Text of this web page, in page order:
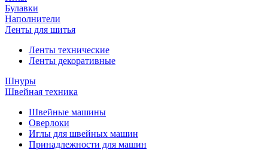
Булавки
Наполнители
Ленты для шитья
Ленты технические
Ленты декоративные
Шнуры
Швейная техника
Швейные машины
Оверлоки
Иглы для швейных машин
Принадлежности для машин